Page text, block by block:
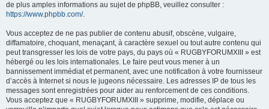
de plus amples informations au sujet de phpBB, veuillez consulter :
https://www.phpbb.com/.
Vous acceptez de ne pas publier de contenu abusif, obscène, vulgaire,
diffamatoire, choquant, menaçant, à caractère sexuel ou tout autre contenu qui
peut transgresser les lois de votre pays, du pays où « RUGBYFORUMXIII » est
hébergé ou les lois internationales. Le faire peut vous mener à un
bannissement immédiat et permanent, avec une notification à votre fournisseur
d’accès à Internet si nous le jugeons nécessaire. Les adresses IP de tous les
messages sont enregistrées pour aider au renforcement de ces conditions.
Vous acceptez que « RUGBYFORUMXIII » supprime, modifie, déplace ou